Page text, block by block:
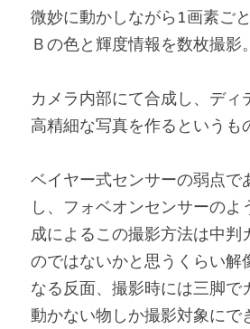
微妙に動かしながら1画素ご
Ｂの色と輝度情報を数枚撮影。
カメラ内部にて合成し、ディ
高精細な写真を作るというも
ベイヤー式センサーの弱点で
し、フォベオンセンサーのよ
成によるこの撮影方法は中判
のではないかと思うくらい解
なる反面、撮影時には三脚で
動かない物しか撮影対象にで